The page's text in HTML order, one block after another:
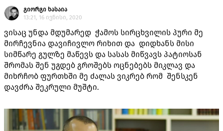
გიორგი ხასაია
13:21, 16 ივნისი, 2020
ვისაც უნდა მდუმარედ ჭამოს სირცხვილის პური მე
მირჩევნია დავიჩივლო რიხით და დიდხანს მისი
სიმწარე გულზე მაწევს და სასას მიწვავს პატიოსან
შრომას შენ უგდებ გროშებს ოცნებებს მიკლავ და
მიხრჩობ ფურთხში მე ძალას ვიკრებ რომ შენსკენ
დავძრა შეკრული მუშტი.